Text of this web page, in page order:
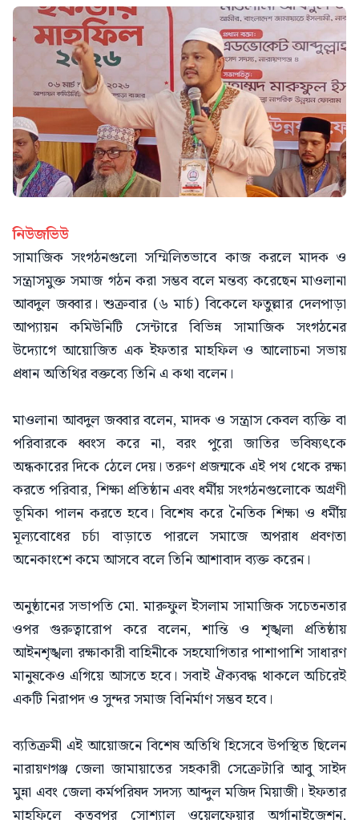
নিউজভিউ
সামাজিক সংগঠনগুলো সম্মিলিতভাবে কাজ করলে মাদক ও
সন্ত্রাসমুক্ত সমাজ গঠন করা সম্ভব বলে মন্তব্য করেছেন মাওলানা
আবদুল জব্বার। শুক্রবার (৬ মার্চ) বিকেলে ফতুল্লার দেলপাড়া
আপ্যায়ন কমিউনিটি সেন্টারে বিভিন্ন সামাজিক সংগঠনের
উদ্যোগে আয়োজিত এক ইফতার মাহফিল ও আলোচনা সভায়
প্রধান অতিথির বক্তব্যে তিনি এ কথা বলেন।
মাওলানা আবদুল জব্বার বলেন, মাদক ও সন্ত্রাস কেবল ব্যক্তি বা
পরিবারকে ধ্বংস করে না, বরং পুরো জাতির ভবিষ্যৎকে
অন্ধকারের দিকে ঠেলে দেয়। তরুণ প্রজন্মকে এই পথ থেকে রক্ষা
করতে পরিবার, শিক্ষা প্রতিষ্ঠান এবং ধর্মীয় সংগঠনগুলোকে অগ্রণী
ভূমিকা পালন করতে হবে। বিশেষ করে নৈতিক শিক্ষা ও ধর্মীয়
মূল্যবোধের চর্চা বাড়াতে পারলে সমাজে অপরাধ প্রবণতা
অনেকাংশে কমে আসবে বলে তিনি আশাবাদ ব্যক্ত করেন।
অনুষ্ঠানের সভাপতি মো. মারুফুল ইসলাম সামাজিক সচেতনতার
ওপর গুরুত্বারোপ করে বলেন, শান্তি ও শৃঙ্খলা প্রতিষ্ঠায়
আইনশৃঙ্খলা রক্ষাকারী বাহিনীকে সহযোগিতার পাশাপাশি সাধারণ
মানুষকেও এগিয়ে আসতে হবে। সবাই ঐক্যবদ্ধ থাকলে অচিরেই
একটি নিরাপদ ও সুন্দর সমাজ বিনির্মাণ সম্ভব হবে।
ব্যতিক্রমী এই আয়োজনে বিশেষ অতিথি হিসেবে উপস্থিত ছিলেন
নারায়ণগঞ্জ জেলা জামায়াতের সহকারী সেক্রেটারি আবু সাইদ
মুন্না এবং জেলা কর্মপরিষদ সদস্য আব্দুল মজিদ মিয়াজী। ইফতার